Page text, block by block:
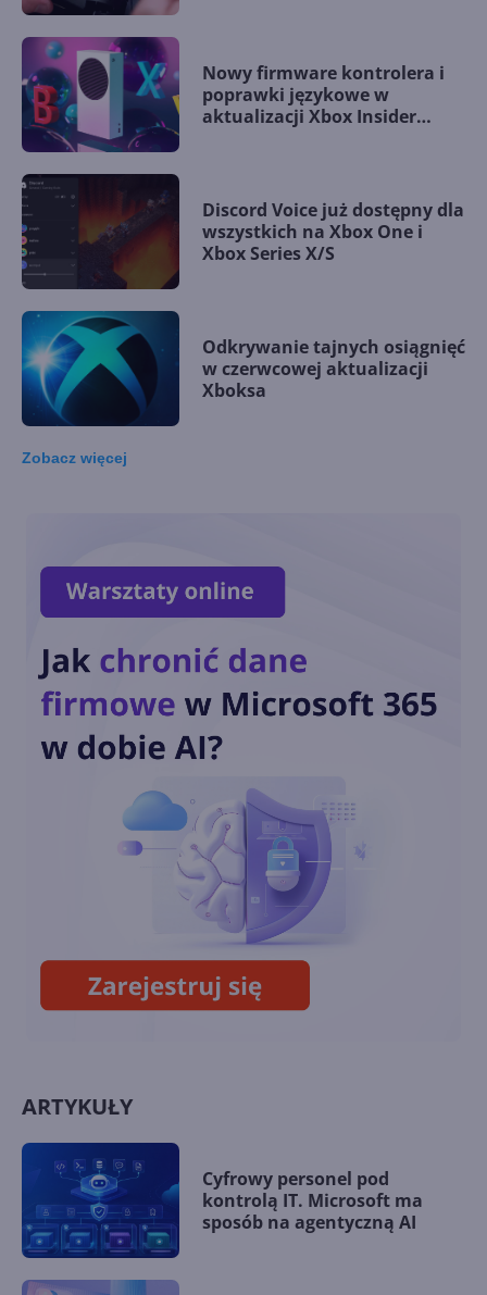
Nowy firmware kontrolera i
poprawki językowe w
aktualizacji Xbox Insider
Discord Voice już dostępny dla
wszystkich na Xbox One i
Xbox Series X/S
Odkrywanie tajnych osiągnięć
w czerwcowej aktualizacji
Xboksa
Microsoft potwierdził
zakończenie produkcji Xbox
One ponad rok temu
Streaming na Twitchu i granie
generacji na Xbox One
Next-genowa funkcjonalność
w aktualizacji firmware'u
kontrolerów Xbox One
Zobacz więcej
ARTYKUŁY
Cyfrowy personel pod
kontrolą IT. Microsoft ma
sposób na agentyczną AI